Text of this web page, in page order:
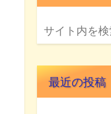
最近の投稿